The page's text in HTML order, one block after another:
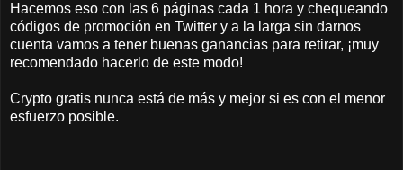
Hacemos eso con las 6 páginas cada 1 hora y chequeando
códigos de promoción en Twitter y a la larga sin darnos
cuenta vamos a tener buenas ganancias para retirar, ¡muy
recomendado hacerlo de este modo!
Crypto gratis nunca está de más y mejor si es con el menor
esfuerzo posible.